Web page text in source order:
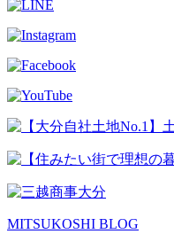
MITSUKOSHI BLOG